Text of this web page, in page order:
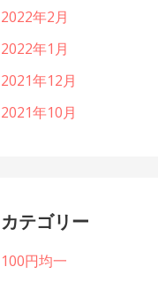
2022年2月
2022年1月
2021年12月
2021年10月
カテゴリー
100円均一